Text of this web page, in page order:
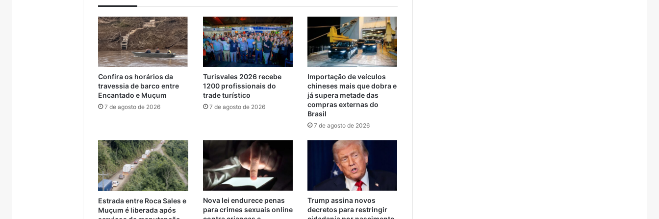
Confira os horários da
travessia de barco entre
Encantado e Muçum
7 de agosto de 2026
Turisvales 2026 recebe
1200 profissionais do
trade turístico
7 de agosto de 2026
Importação de veículos
chineses mais que dobra e
já supera metade das
compras externas do
Brasil
7 de agosto de 2026
Estrada entre Roca Sales e
Muçum é liberada após
Nova lei endurece penas
para crimes sexuais online
Trump assina novos
decretos para restringir